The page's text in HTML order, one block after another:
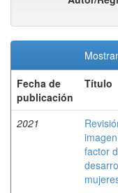
Fecha de
publicación
Título
2021
factor